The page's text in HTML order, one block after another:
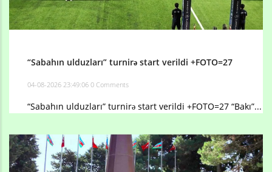
“Sabahın ulduzları” turnirə start verildi +FOTO=27
04-08-2026 23:49:06 0 Comments
“Sabahın ulduzları” turnirə start verildi +FOTO=27 “Bakı”...